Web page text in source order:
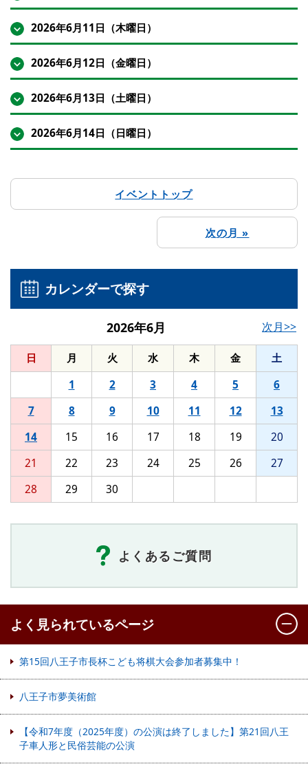
2026年6月11日（木曜日）
2026年6月12日（金曜日）
2026年6月13日（土曜日）
2026年6月14日（日曜日）
イベントトップ
次の月 »
カレンダーで探す
2026年6月 次月>>
日 月 火 水 木 金
土
1
2 3 4 5
6
7
8 9 10 11 12
13
14
15 16 17 18 19
20
21
22 23 24 25 26
27
28
29 30
よくあるご質問
よく見られているページ
第15回八王子市長杯こども将棋大会参加者募集中！
八王子市夢美術館
【令和7年度（2025年度）の公演は終了しました】第21回八王
子車人形と民俗芸能の公演